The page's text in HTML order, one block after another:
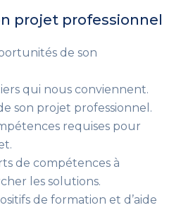
projet professionnel
de son
qui nous conviennent.
son projet professionnel.
requises pour
de compétences à
les solutions.
de formation et d’aide